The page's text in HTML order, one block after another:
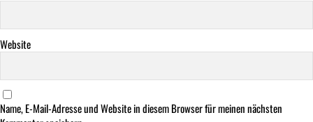
Website
Name, E-Mail-Adresse und Website in diesem Browser für meinen nächsten